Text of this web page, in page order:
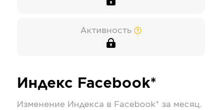
Активность
Индекс Facebook*
Изменение Индекса в Facebook* за месяц.